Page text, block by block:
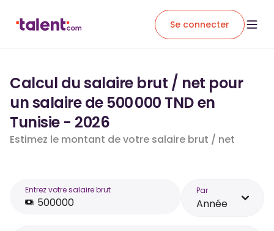
Se connecter
Calcul du salaire brut / net pour
un salaire de 500 000 TND en
Tunisie - 2026
Estimez le montant de votre salaire brut / net
Entrez votre salaire brut Par
Année